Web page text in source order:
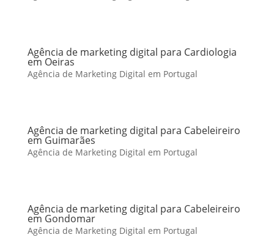
Agência de marketing digital para Cardiologia
em Oeiras
Agência de Marketing Digital em Portugal
Agência de marketing digital para Cabeleireiro
em Guimarães
Agência de Marketing Digital em Portugal
Agência de marketing digital para Cabeleireiro
em Gondomar
Agência de Marketing Digital em Portugal